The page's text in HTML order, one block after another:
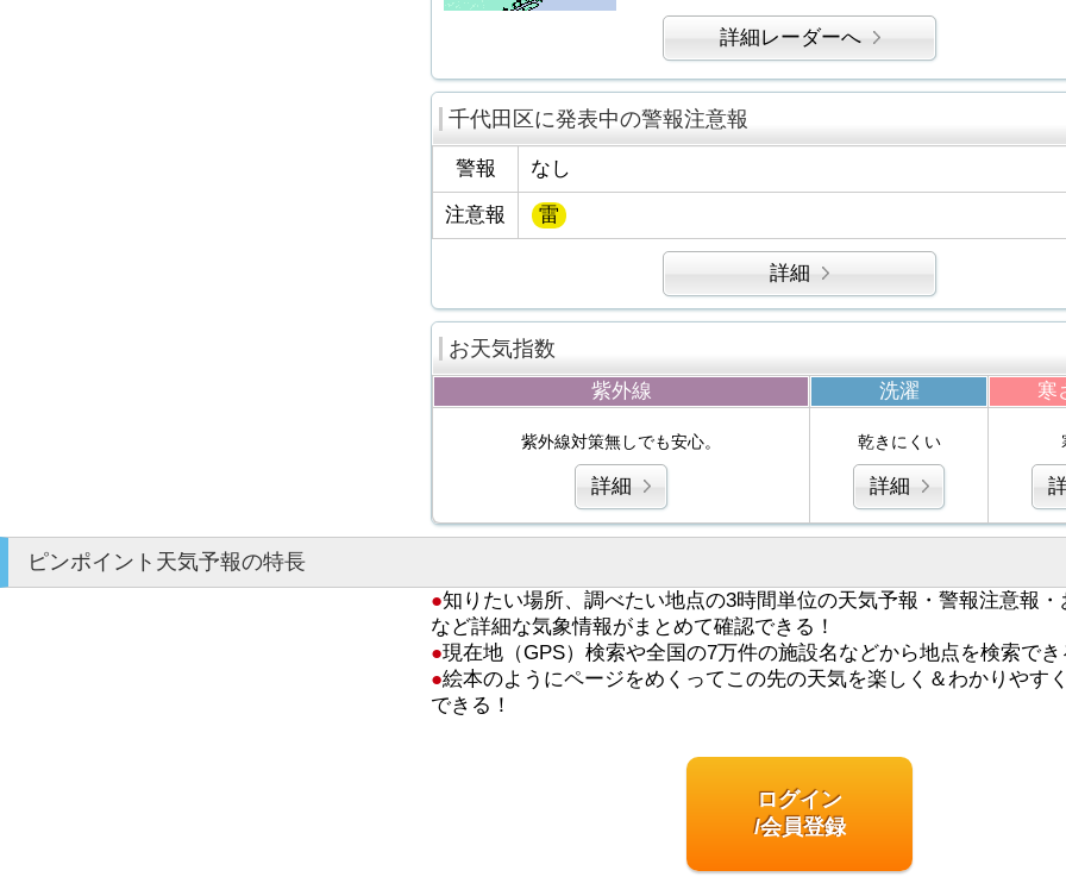
詳細レーダーへ
千代田区に発表中の警報注意報
警報 なし
注意報 雷
詳細
お天気指数
紫外線 洗濯 寒
紫外線対策無しでも安心。
詳細
乾きにくい
詳細
ピンポイント天気予報の特長
●知りたい場所、調べたい地点の3時間単位の天気予報・警報注意報・
など詳細な気象情報がまとめて確認できる！
●現在地（GPS）検索や全国の7万件の施設名などから地点を検索でき
●絵本のようにページをめくってこの先の天気を楽しく＆わかりやす
できる！
ログイン
/会員登録